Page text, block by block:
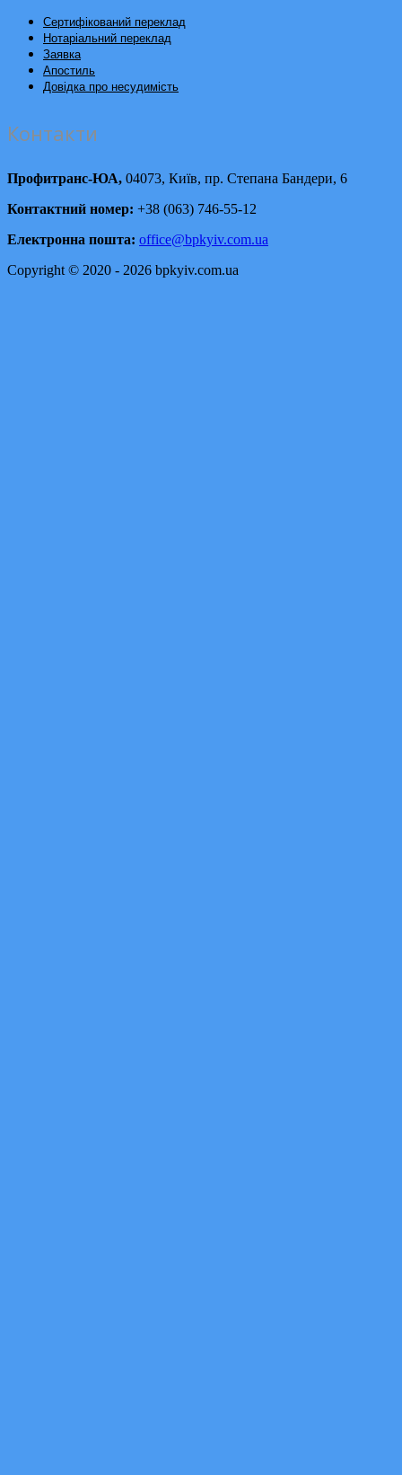
Сертифікований переклад
Нотаріальний переклад
Заявка
Апостиль
Довідка про несудимість
Контакти
Профитранс-ЮА, 04073, Київ, пр. Степана Бандери, 6
Контактний номер: +38 (063) 746-55-12
Електронна пошта: office@bpkyiv.com.ua
Copyright © 2020 - 2026 bpkyiv.com.ua